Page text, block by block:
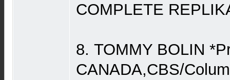
COMPLETE
8. TOMMY BOLIN
CANADA,CBS/